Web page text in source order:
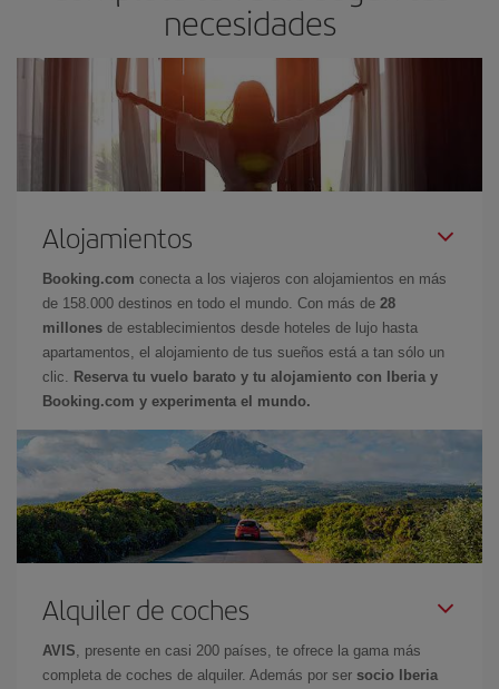
necesidades
Alojamientos
Booking.com conecta a los viajeros con alojamientos en más
de 158.000 destinos en todo el mundo. Con más de 28
millones de establecimientos desde hoteles de lujo hasta
apartamentos, el alojamiento de tus sueños está a tan sólo un
clic.
Reserva tu vuelo barato y tu alojamiento con Iberia y
Booking.com y experimenta el mundo.
Alquiler de coches
AVIS , presente en casi 200 países, te ofrece la gama más
completa de coches de alquiler. Además por ser socio Iberia